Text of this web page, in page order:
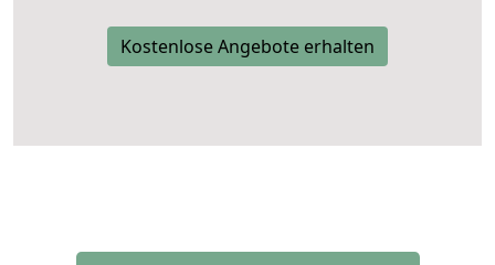
Kostenlose Angebote erhalten